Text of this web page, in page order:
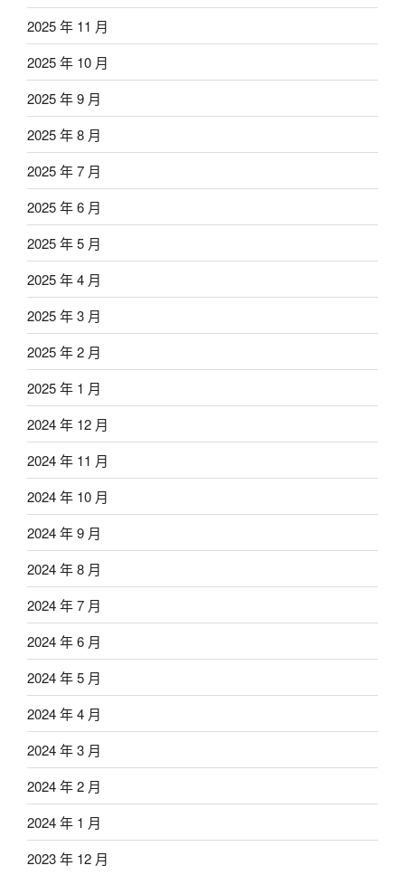
2025 年 11 月
2025 年 10 月
2025 年 9 月
2025 年 8 月
2025 年 7 月
2025 年 6 月
2025 年 5 月
2025 年 4 月
2025 年 3 月
2025 年 2 月
2025 年 1 月
2024 年 12 月
2024 年 11 月
2024 年 10 月
2024 年 9 月
2024 年 8 月
2024 年 7 月
2024 年 6 月
2024 年 5 月
2024 年 4 月
2024 年 3 月
2024 年 2 月
2024 年 1 月
2023 年 12 月